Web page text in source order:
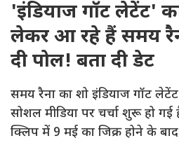
'इंडियाज गॉट लेटेंट'
लेकर आ रहे हैं समय
दी पोल! बता दी डेट
समय रैना का शो इंडियाज गॉट
सोशल मीडिया पर चर्चा शुरू हो
क्लिप में 9 मई का जिक्र होने के